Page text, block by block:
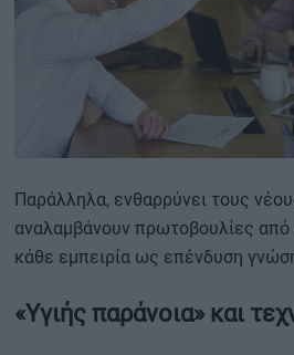
Παράλληλα, ενθαρρύνει τους
αναλαμβάνουν πρωτοβουλίες από
κάθε εμπειρία ως επένδυση
«Υγιής παράνοια» και